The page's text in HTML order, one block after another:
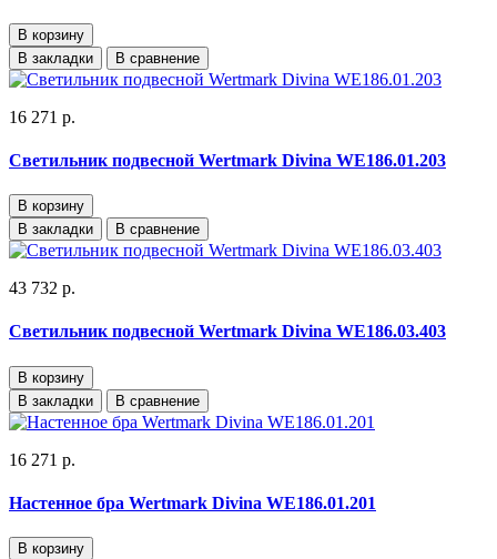
В корзину
В закладки
В сравнение
16 271 р.
Светильник подвесной Wertmark Divina WE186.01.203
В корзину
В закладки
В сравнение
43 732 р.
Светильник подвесной Wertmark Divina WE186.03.403
В корзину
В закладки
В сравнение
16 271 р.
Настенное бра Wertmark Divina WE186.01.201
В корзину